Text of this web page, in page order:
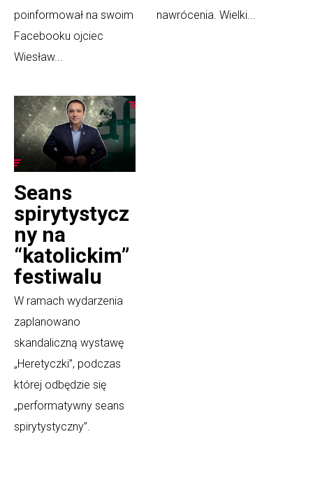
poinformował na swoim
Facebooku ojciec
Wiesław...
nawrócenia. Wielki...
Seans
spirytystycz
ny na
“katolickim”
festiwalu
W ramach wydarzenia
zaplanowano
skandaliczną wystawę
„Heretyczki”, podczas
której odbędzie się
„performatywny seans
spirytystyczny”.